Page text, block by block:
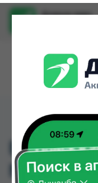
Доруи ман
№30